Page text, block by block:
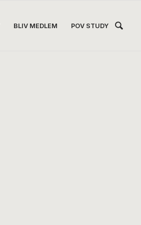
BLIV MEDLEM POV STUDY